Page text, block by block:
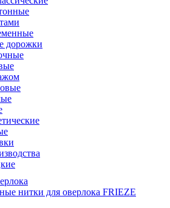
дорожки
нитки для оверлока FRIEZE